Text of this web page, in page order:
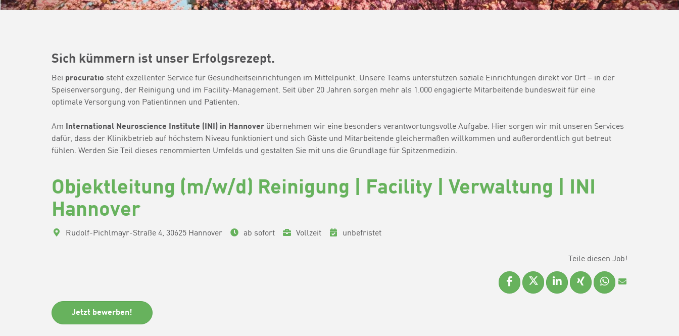
Objektleitung (m/w/d) Reinigung | Facility | Verwaltung | INI
Hannover
Rudolf-Pichlmayr-Straße 4, 30625 Hannover ab sofort Vollzeit unbefristet
Teile diesen Job!
Jetzt bewerben!
Sich kümmern ist unser Erfolgsrezept.
Bei procuratio steht exzellenter Service für Gesundheitseinrichtungen im Mittelpunkt. Unsere Teams unterstützen soziale Einrichtungen direkt vor Ort – in der
Speisenversorgung, der Reinigung und im Facility-Management. Seit über 20 Jahren sorgen mehr als 1.000 engagierte Mitarbeitende bundesweit für eine
optimale Versorgung von Patientinnen und Patienten.
Am International Neuroscience Institute (INI) in Hannover übernehmen wir eine besonders verantwortungsvolle Aufgabe. Hier sorgen wir mit unseren Services
dafür, dass der Klinikbetrieb auf höchstem Niveau funktioniert und sich Gäste und Mitarbeitende gleichermaßen willkommen und außerordentlich gut betreut
fühlen. Werden Sie Teil dieses renommierten Umfelds und gestalten Sie mit uns die Grundlage für Spitzenmedizin.